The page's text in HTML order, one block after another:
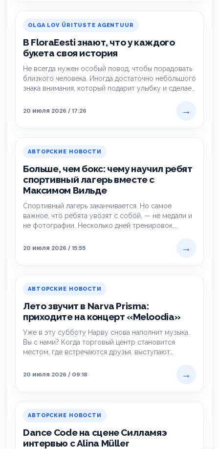
OLGA LOV ÜRITUSTE AGENTUUR
В FloraEesti знают, что у каждого
букета своя история
Не всегда нужен особый повод, чтобы порадовать
близкого человека. Иногда достаточно небольшого
знака внимания, который подарит улыбку и сделает
20 июля 2026 / 17:26
→
АВТОРСКИЕ НОВОСТИ
Больше, чем бокс: чему научил ребят
спортивный лагерь вместе с
Максимом Вильде
Спортивный лагерь заканчивается. Но самое
важное, что ребята увозят с собой, — не медали и
не фотографии. Несколько дней тренировок,…
20 июля 2026 / 15:55 →
АВТОРСКИЕ НОВОСТИ
Лето звучит в Narva Prisma:
приходите на концерт «Meloodia»
Уже в эту субботу Нарву снова наполнит музыка.
Вы с нами? Когда торговый центр становится
местом, где встречаются друзья, выступают…
20 июля 2026 / 09:18 →
АВТОРСКИЕ НОВОСТИ
Dance Code на сцене Силламяэ
интервью с Alina Müller